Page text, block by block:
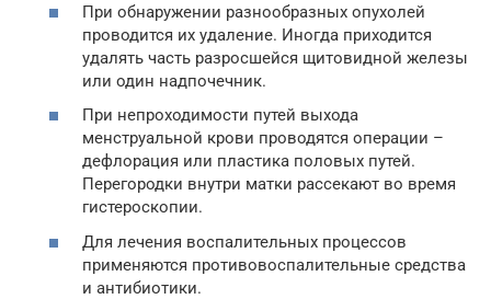
При обнаружении разнообразных опухолей
проводится их удаление. Иногда приходится
удалять часть разросшейся щитовидной железы
или один надпочечник.
При непроходимости путей выхода
менструальной крови проводятся операции –
дефлорация или пластика половых путей.
Перегородки внутри матки рассекают во время
гистероскопии.
Для лечения воспалительных процессов
применяются противовоспалительные средства
и антибиотики.